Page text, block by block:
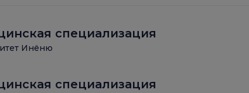
специализация
Инёню
специализация